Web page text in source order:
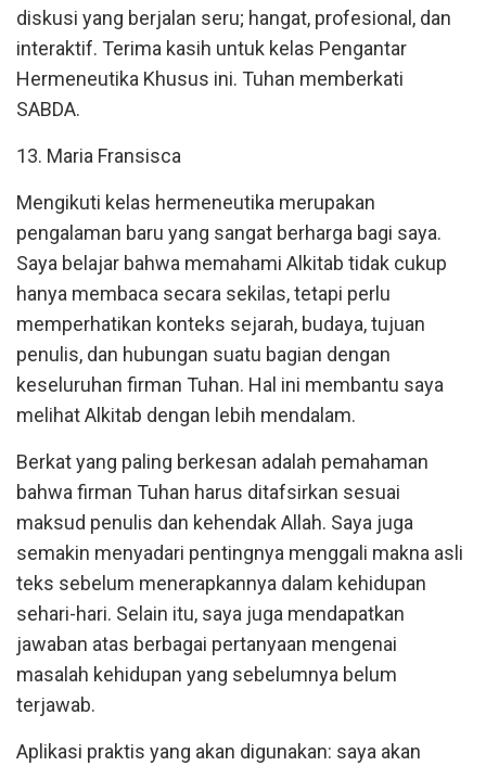
diskusi yang berjalan seru; hangat, profesional, dan
interaktif. Terima kasih untuk kelas Pengantar
Hermeneutika Khusus ini. Tuhan memberkati
SABDA.
13. Maria Fransisca
Mengikuti kelas hermeneutika merupakan
pengalaman baru yang sangat berharga bagi saya.
Saya belajar bahwa memahami Alkitab tidak cukup
hanya membaca secara sekilas, tetapi perlu
memperhatikan konteks sejarah, budaya, tujuan
penulis, dan hubungan suatu bagian dengan
keseluruhan firman Tuhan. Hal ini membantu saya
melihat Alkitab dengan lebih mendalam.
Berkat yang paling berkesan adalah pemahaman
bahwa firman Tuhan harus ditafsirkan sesuai
maksud penulis dan kehendak Allah. Saya juga
semakin menyadari pentingnya menggali makna asli
teks sebelum menerapkannya dalam kehidupan
sehari-hari. Selain itu, saya juga mendapatkan
jawaban atas berbagai pertanyaan mengenai
masalah kehidupan yang sebelumnya belum
terjawab.
Aplikasi praktis yang akan digunakan: saya akan